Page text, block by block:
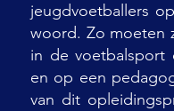
jeugdvoetballers
woord. Zo moeten
in de voetbalsport
en op een
van dit